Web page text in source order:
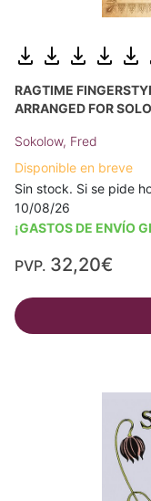
RAGTIME
ARRANGED FOR
Sokolow, Fred
Disponible en breve
Sin stock. Si se pide
10/08/26
¡GASTOS DE ENVÍO
PVP. 32,20€